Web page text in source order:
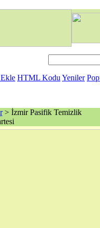
HTML Kodu Yeniler
> İzmir Pasifik Temizlik